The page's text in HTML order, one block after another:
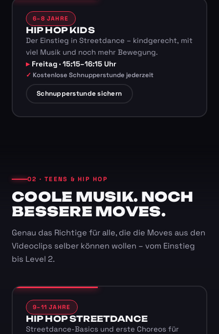
6–8 JAHRE
HIP HOP KIDS
Der Einstieg in Streetdance – kindgerecht, mit
viel Musik und noch mehr Bewegung.
Freitag · 15:15–16:15 Uhr
Kostenlose Schnupperstunde jederzeit
Schnupperstunde sichern
02 · TEENS & HIP HOP
COOLE MUSIK. NOCH
BESSERE MOVES.
Genau das Richtige für alle, die die Moves aus den
Videoclips selber können wollen – vom Einstieg
bis Level 2.
9–11 JAHRE
HIP HOP STREETDANCE
Streetdance-Basics und erste Choreos für